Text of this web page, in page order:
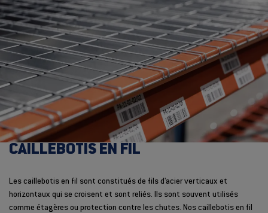
CAILLEBOTIS EN FIL
Les caillebotis en fil sont constitués de fils d'acier verticaux et
horizontaux qui se croisent et sont reliés. Ils sont souvent utilisés
comme étagères ou protection contre les chutes. Nos caillebotis en fil